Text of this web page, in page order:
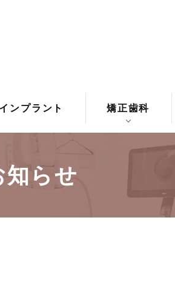
インプラント 矯正歯科
知らせ